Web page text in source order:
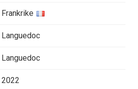
Frankrike
Languedoc
Languedoc
2022